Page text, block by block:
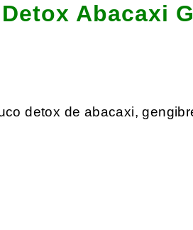
Abacaxi
detox de abacaxi,